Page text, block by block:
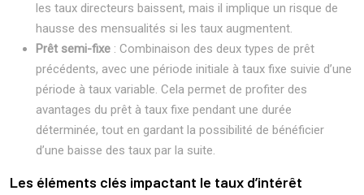
les taux directeurs baissent, mais il implique un risque de
hausse des mensualités si les taux augmentent.
Prêt semi-fixe : Combinaison des deux types de prêt
précédents, avec une période initiale à taux fixe suivie d’une
période à taux variable. Cela permet de profiter des
avantages du prêt à taux fixe pendant une durée
déterminée, tout en gardant la possibilité de bénéficier
d’une baisse des taux par la suite.
Les éléments clés impactant le taux d’intérêt